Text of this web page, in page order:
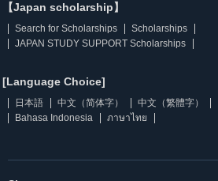
【Japan scholarship】
Search for Scholarships
Scholarships
JAPAN STUDY SUPPORT Scholarships
[Language Choice]
日本語 中文（简体字） 中文（繁體字）
Bahasa Indonesia
ภาษาไทย